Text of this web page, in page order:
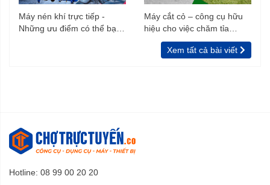
Máy nén khí trực tiếp -
Những ưu điểm có thể bạn
Máy cắt cỏ – công cụ hữu
hiệu cho việc chăm tỉa
vườn, rào
Xem tất cả bài viết
Hotline: 08 99 00 20 20